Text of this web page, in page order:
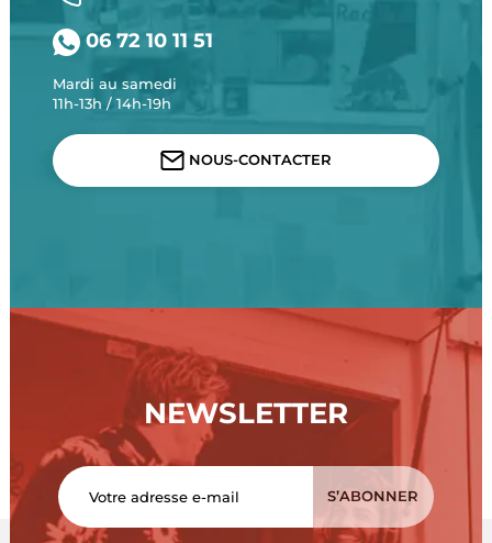
06 72 10 11 51
Mardi au samedi
11h-13h / 14h-19h
NOUS-CONTACTER
NEWSLETTER